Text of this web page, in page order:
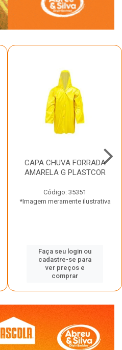
CAPA CHUVA FORRADA
AMARELA G PLASTCOR
Código: 35351
*Imagem meramente ilustrativa
Faça seu login ou
cadastre-se para
ver preços e
comprar